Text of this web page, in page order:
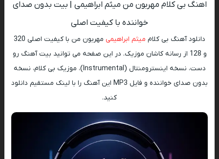
اهنگ بی کلام مهربون من میثم ابراهیمی | بیت بدون صدای
خواننده با کیفیت اصلی
دانلود آهنگ بی کلام میثم ابراهیمی
مهربون من با کیفیت اصلی 320
و 128 از رسانه کاشان موزیک. در این صفحه می توانید بیت آهنگ رو
دست، نسخه اینسترومنتال (Instrumental)، موزیک بی کلام، نسخه
بدون صدای خواننده و فایل MP3 این آهنگ را با لینک مستقیم دانلود
کنید.